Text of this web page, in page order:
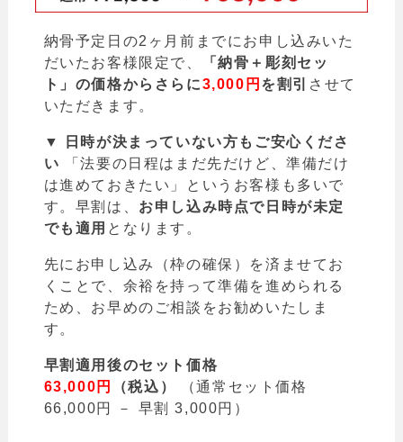
納骨予定日の2ヶ月前までにお申し込みいた
だいたお客様限定で、
「納骨＋彫刻セッ
ト」の価格からさらに3,000円 を割引
させて
いただきます。
▼ 日時が決まっていない方もご安心くださ
い 「法要の日程はまだ先だけど、準備だけ
は進めておきたい」というお客様も多いで
す。早割は、 お申し込み時点で日時が未定
でも適用 となります。
先にお申し込み（枠の確保）を済ませてお
くことで、余裕を持って準備を進められる
ため、お早めのご相談をお勧めいたしま
す。
早割適用後のセット価格
63,000円
（税込）
（通常セット価格
66,000円 － 早割 3,000円）